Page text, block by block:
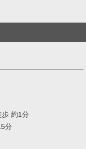
歩 約1分
分